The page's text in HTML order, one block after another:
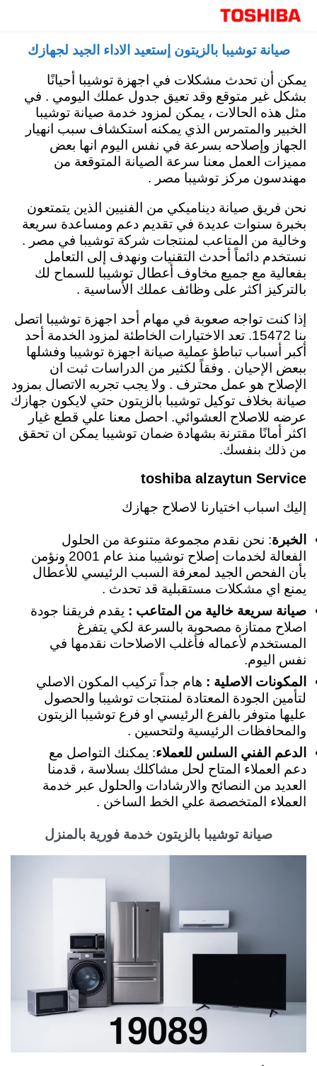
صيانة توشيبا بالزيتون إستعيد الاداء الجيد لجهازك
يمكن أن تحدث مشكلات في اجهزة توشيبا أحيانًا
بشكل غير متوقع وقد تعيق جدول عملك اليومي . في
مثل هذه الحالات ، يمكن لمزود خدمة صيانة توشيبا
الخبير والمتمرس الذي يمكنه استكشاف سبب انهيار
الجهاز وإصلاحه بسرعة في نفس اليوم انها بعض
مميزات العمل معنا سرعة الصيانة المتوقعة من
مهندسون مركز توشيبا مصر .
نحن فريق صيانة ديناميكي من الفنيين الذين يتمتعون
بخبرة سنوات عديدة في تقديم دعم ومساعدة سريعة
وخالية من المتاعب لمنتجات شركة توشيبا في مصر .
نستخدم دائماً أحدث التقنيات ونهدف إلى التعامل
بفعالية مع جميع مخاوف أعطال توشيبا للسماح لك
بالتركيز اكثر على وظائف عملك الأساسية .
إذا كنت تواجه صعوبة في مهام أحد اجهزة توشيبا اتصل
بنا 15472. تعد الاختيارات الخاطئة لمزود الخدمة أحد
أكبر أسباب تباطؤ عملية صيانة اجهزة توشيبا وفشلها
ببعض الإحيان . وفقاً لكثير من الدراسات ثبت ان
الإصلاح هو عمل محترف . ولا يجب تجربه الاتصال بمزود
صيانة بخلاف توكيل توشيبا بالزيتون حتي لايكون جهازك
عرضه للاصلاح العشوائي. احصل معنا علي قطع غيار
اكثر أمانًا مقترنة بشهادة ضمان توشيبا يمكن ان تحقق
من ذلك بنفسك.
toshiba alzaytun Service
إليك اسباب اختيارنا لاصلاح جهازك
الخبرة: نحن نقدم مجموعة متنوعة من الحلول
الفعالة لخدمات إصلاح توشيبا منذ عام 2001 ونؤمن
بأن الفحص الجيد لمعرفة السبب الرئيسي للأعطال
يمنع اي مشكلات مستقبلية قد تحدث .
صيانة سريعة خالية من المتاعب : يقدم فريقنا جودة
اصلاح ممتازة مصحوبة بالسرعة لكي يتفرغ
المستخدم لأعماله فأغلب الاصلاحات نقدمها في
نفس اليوم.
المكونات الاصلية : هام جداً تركيب المكون الاصلي
لتأمين الجودة المعتادة لمنتجات توشيبا والحصول
عليها متوفر بالفرع الرئيسي او فرع توشيبا الزيتون
والمحافظات الرئيسية ولتحسين .
الدعم الفني السلس للعملاء: يمكنك التواصل مع
دعم العملاء المتاح لحل مشاكلك بسلاسة ، قدمنا
العديد من النصائح والارشادات والحلول عبر خدمة
العملاء المتخصصة علي الخط الساخن .
صيانة توشيبا بالزيتون خدمة فورية بالمنزل
توكيل توشيبا